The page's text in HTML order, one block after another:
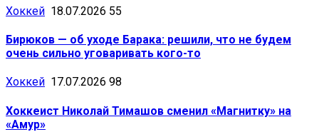
Хоккей 18.07.2026 55
Бирюков — об уходе Барака: решили, что не будем
очень сильно уговаривать кого-то
Хоккей 17.07.2026 98
Хоккеист Николай Тимашов сменил «Магнитку» на
«Амур»